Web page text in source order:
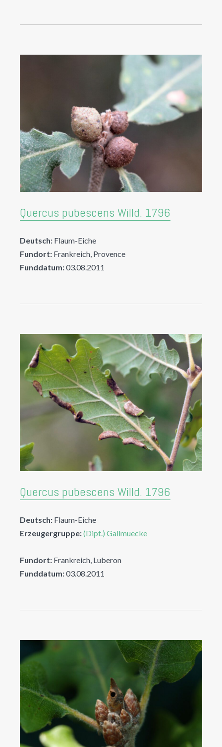
Quercus pubescens Willd. 1796
Deutsch: Flaum-Eiche
Fundort: Frankreich, Provence
Funddatum:03.08.2011
Quercus pubescens Willd. 1796
Deutsch: Flaum-Eiche
Erzeugergruppe:(Dipt.) Gallmuecke
Fundort: Frankreich, Luberon
Funddatum:03.08.2011